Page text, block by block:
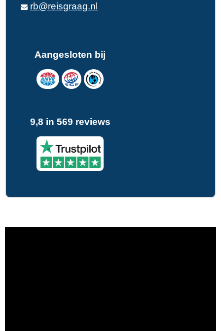
rb@reisgraag.nl
Aangesloten bij
9,8 in 569 reviews